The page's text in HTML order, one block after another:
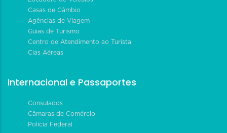
Casas de Câmbio
Agências de Viagem
Guias de Turismo
Centro de Atendimento ao Turista
Cias Aéreas
Internacional e Passaportes
Consulados
Câmaras de Comércio
Polícia Federal